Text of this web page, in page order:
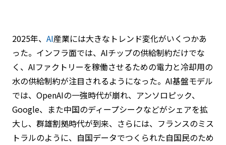
2025年、 AI産業には大きなトレンド変化がいくつかあ
った。インフラ面では、AIチップの供給制約だけでな
く、AIファクトリーを稼働させるための電力と冷却用の
水の供給制約が注目されるようになった。AI基盤モデル
では、OpenAIの一強時代が崩れ、アンソロピック、
Google、また中国のディープシークなどがシェアを拡
大し、群雄割拠時代が到来、さらには、フランスのミス
トラルのように、自国データでつくられた自国民のため